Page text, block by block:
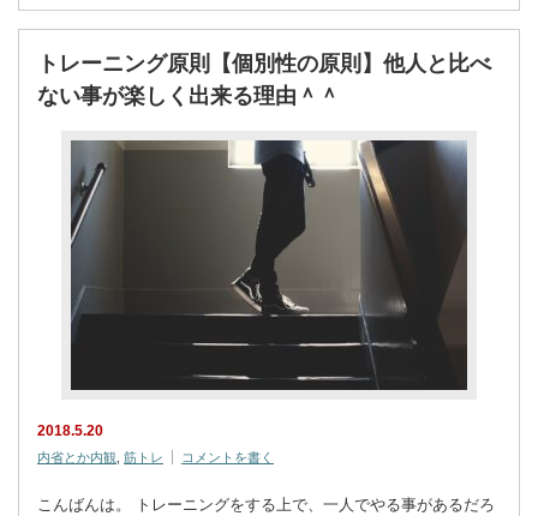
トレーニング原則【個別性の原則】他人と比べ
ない事が楽しく出来る理由＾＾
2018.5.20
内省とか内観 筋トレ コメントを書く
こんばんは。 トレーニングをする上で、一人でやる事があるだろ